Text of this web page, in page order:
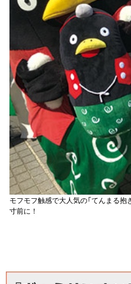
モフモフ触感で大人気の「てんまる
寸前に！